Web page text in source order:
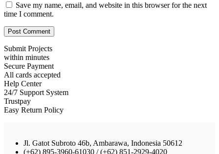
Save my name, email, and website in this browser for the next
time I comment.
Submit Projects
within minutes
Secure Payment
All cards accepted
Help Center
24/7 Support System
Trustpay
Easy Return Policy
Jl. Gatot Subroto 46b, Ambarawa, Indonesia 50612
(+62) 895-3960-61030 / (+62) 851-2929-4020